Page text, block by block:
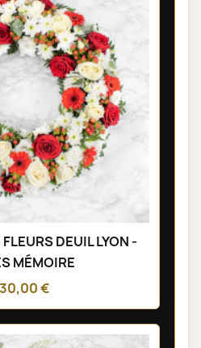
DEUIL LYON -
MÉMOIRE
€